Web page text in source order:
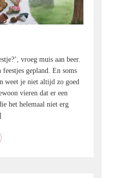
vroeg muis aan beer.
gepland. En soms
weet je niet altijd zo goed
vieren dat er een
het helemaal niet erg